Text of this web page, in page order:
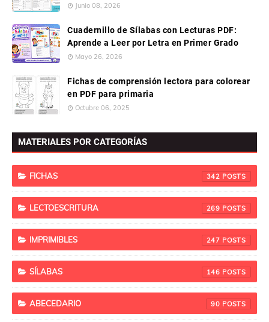
Junio 08, 2026
Cuadernillo de Sílabas con Lecturas PDF:
Aprende a Leer por Letra en Primer Grado
Mayo 26, 2026
Fichas de comprensión lectora para colorear
en PDF para primaria
Octubre 06, 2025
MATERIALES POR CATEGORÍAS
FICHAS 342
LECTOESCRITURA 269
IMPRIMIBLES 247
SÍLABAS 146
ABECEDARIO 90